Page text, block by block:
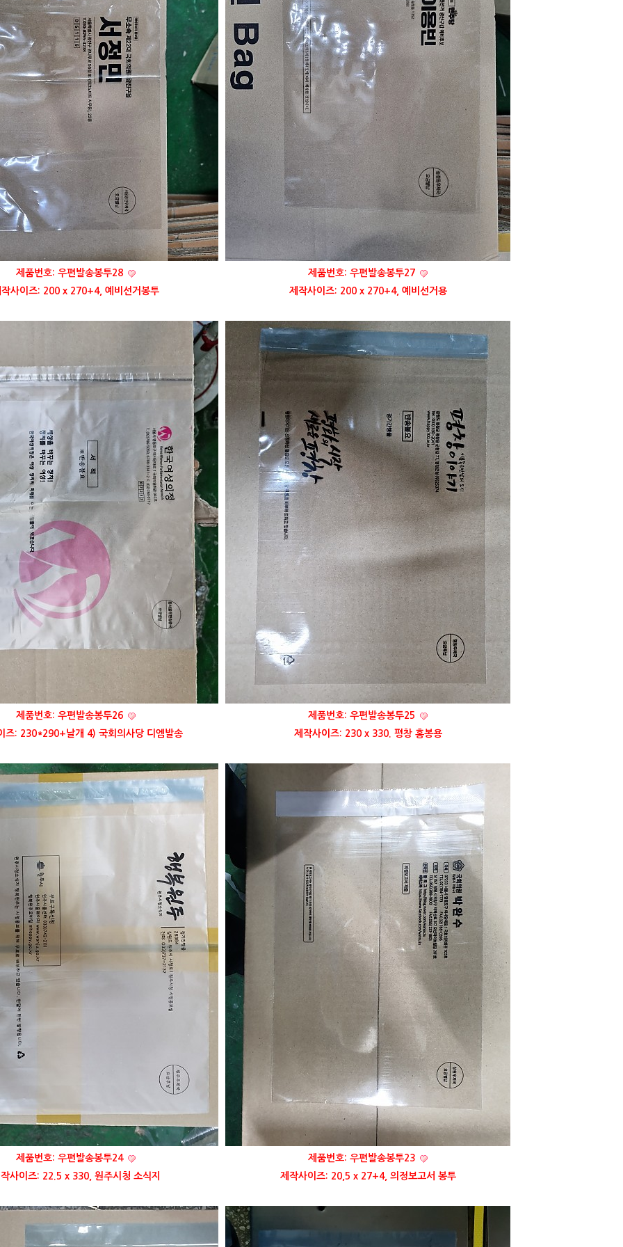
제품번호: 우편발송봉투28
작사이즈: 200 x 270+4, 예비선거봉투
제품번호: 우편발송봉투27
제작사이즈: 200 x 270+4, 예비선거용
제품번호: 우편발송봉투26
즈: 230*290+날개 4) 국회의사당 디엠발송
제품번호: 우편발송봉투25
제작사이즈: 230 x 330. 평창 홍봉용
제품번호: 우편발송봉투24
사이즈: 22.5 x 330, 원주시청 소식지
제품번호: 우편발송봉투23
제작사이즈: 20,5 x 27+4, 의정보고서 봉투